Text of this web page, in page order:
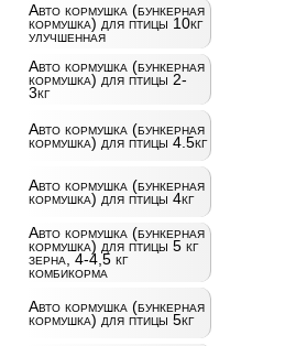
Авто кормушка (бункерная
кормушка) для птицы 10кг
улучшенная
Авто кормушка (бункерная
кормушка) для птицы 2-
3кг
Авто кормушка (бункерная
кормушка) для птицы 4.5кг
Авто кормушка (бункерная
кормушка) для птицы 4кг
Авто кормушка (бункерная
кормушка) для птицы 5 кг
зерна, 4-4,5 кг
комбикорма
Авто кормушка (бункерная
кормушка) для птицы 5кг